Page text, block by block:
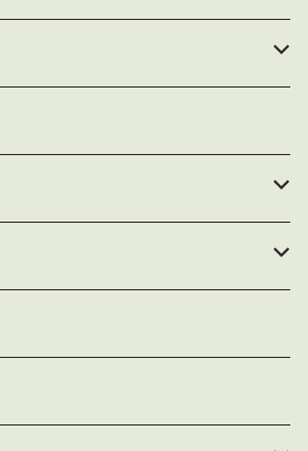
した編曲 ◆テレビ・ラジオ等々で大活